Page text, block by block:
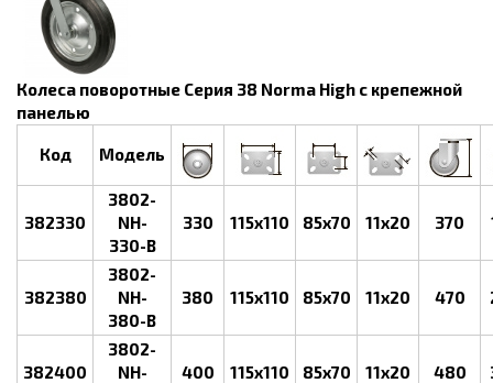
Колеса поворотные Серия 38 Norma High с крепежной
панелью
Код Модель
382330
3802-
NH-
330-B
330 115х110 85х70 11х20 370
382380
3802-
NH-
380-B
380 115х110 85х70 11х20 470
382400
3802-
NH-
400 115х110 85х70 11х20 480